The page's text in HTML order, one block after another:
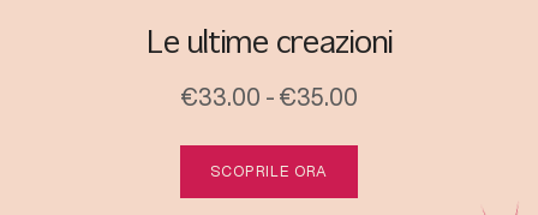
Le ultime creazioni
€33.00 - €35.00
SCOPRILE ORA